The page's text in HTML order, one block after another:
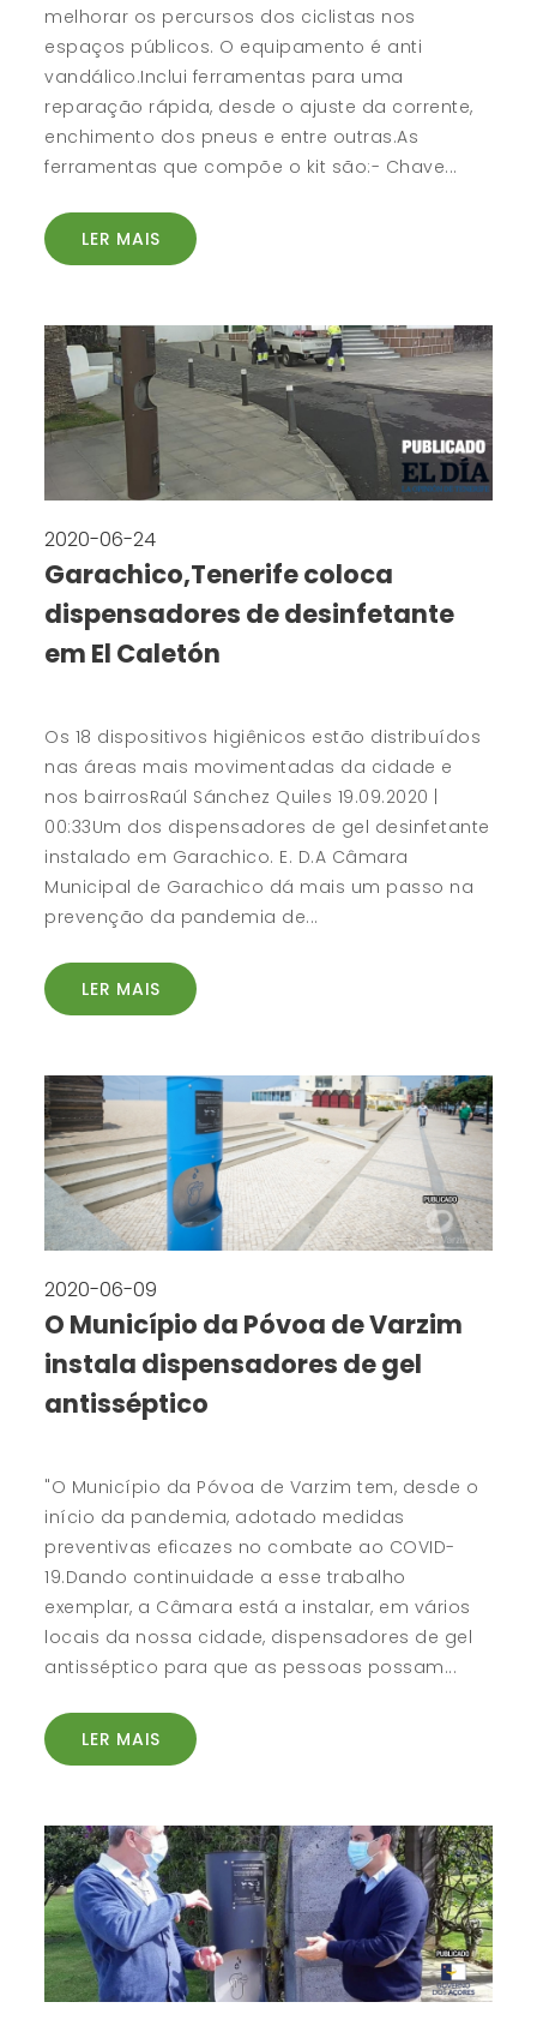
melhorar os percursos dos ciclistas nos
espaços públicos. O equipamento é anti
vandálico.Inclui ferramentas para uma
reparação rápida, desde o ajuste da corrente,
enchimento dos pneus e entre outras.As
ferramentas que compõe o kit são:- Chave...
LER MAIS
2020-06-24
Garachico,Tenerife coloca
dispensadores de desinfetante
em El Caletón
Os 18 dispositivos higiênicos estão distribuídos
nas áreas mais movimentadas da cidade e
nos bairrosRaúl Sánchez Quiles 19.09.2020 |
00:33Um dos dispensadores de gel desinfetante
instalado em Garachico. E. D.A Câmara
Municipal de Garachico dá mais um passo na
prevenção da pandemia de...
LER MAIS
2020-06-09
O Município da Póvoa de Varzim
instala dispensadores de gel
antisséptico
"O Município da Póvoa de Varzim tem, desde o
início da pandemia, adotado medidas
preventivas eficazes no combate ao COVID-
19.Dando continuidade a esse trabalho
exemplar, a Câmara está a instalar, em vários
locais da nossa cidade, dispensadores de gel
antisséptico para que as pessoas possam...
LER MAIS